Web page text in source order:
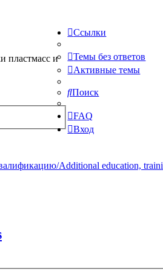
пластмасс и
Ссылки
Темы без ответов
Активные темы
Поиск
FAQ
Вход
Additional education,